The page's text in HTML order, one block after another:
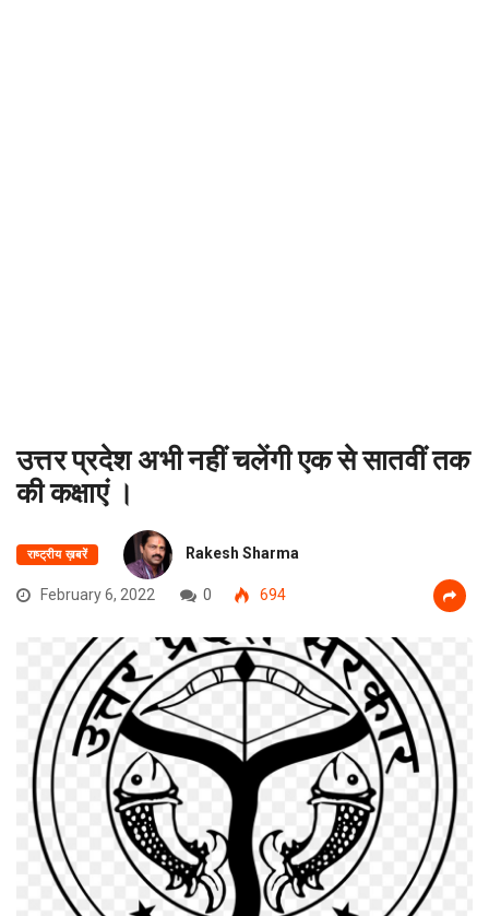
उत्तर प्रदेश अभी नहीं चलेंगी एक से सातवीं तक
की कक्षाएं ।
राष्ट्रीय ख़बरें Rakesh Sharma
February 6, 2022 0 694